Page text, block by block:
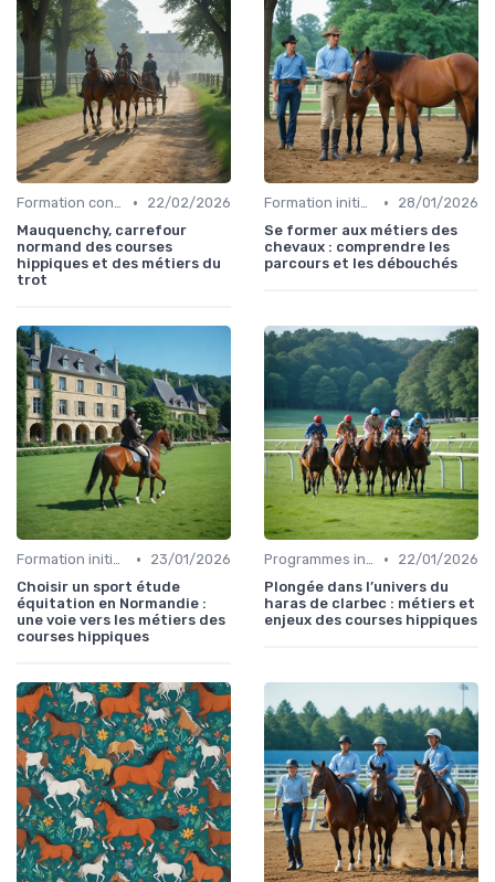
Formation continue •
22/02/2026
Mauquenchy, carrefour
normand des courses
hippiques et des métiers du
trot
Formation initiale •
28/01/2026
Se former aux métiers des
chevaux : comprendre les
parcours et les débouchés
Formation initiale •
23/01/2026
Choisir un sport étude
équitation en Normandie :
une voie vers les métiers des
courses hippiques
Programmes internationaux •
22/01/2026
Plongée dans l’univers du
haras de clarbec : métiers et
enjeux des courses hippiques